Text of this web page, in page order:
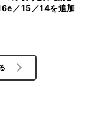
／15／14を追加